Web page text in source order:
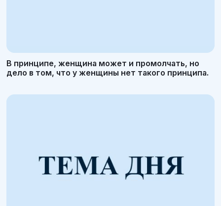
В принципе, женщина может и промолчать, но
дело в том, что у женщины нет такого принципа.